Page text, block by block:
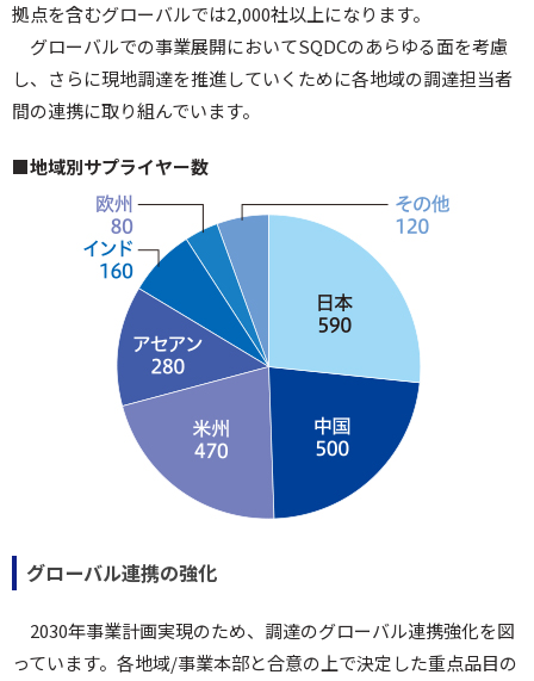
拠点を含むグローバルでは2,000社以上になります。
グローバルでの事業展開においてSQDCのあらゆる面を考慮
し、さらに現地調達を推進していくために各地域の調達担当者
間の連携に取り組んでいます。
■地域別サプライヤー数
グローバル連携の強化
2030年事業計画実現のため、調達のグローバル連携強化を図
っています。各地域/事業本部と合意の上で決定した重点品目の